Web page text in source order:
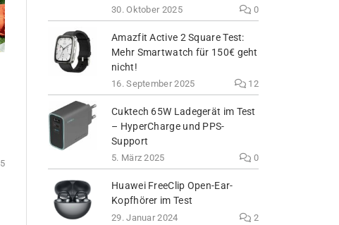
5
30. Oktober 2025 0
Amazfit Active 2 Square Test:
Mehr Smartwatch für 150€ geht
nicht!
16. September 2025 12
Cuktech 65W Ladegerät im Test
– HyperCharge und PPS-
Support
5. März 2025 0
Huawei FreeClip Open-Ear-
Kopfhörer im Test
29. Januar 2024 2